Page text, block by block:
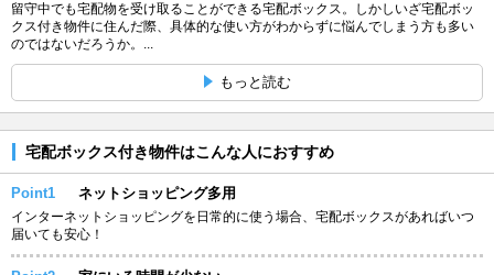
留守中でも宅配物を受け取ることができる宅配ボックス。しかしいざ宅配ボッ
クス付き物件に住んだ際、具体的な使い方がわからずに悩んでしまう方も多い
のではないだろうか。...
もっと読む
宅配ボックス付き物件はこんな人におすすめ
Point1 ネットショッピング多用
インターネットショッピングを日常的に使う場合、宅配ボックスがあればいつ
届いても安心！